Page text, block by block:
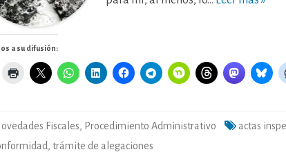
a su difusión:
Fiscales, Procedimiento Administrativo actas
, trámite de alegaciones